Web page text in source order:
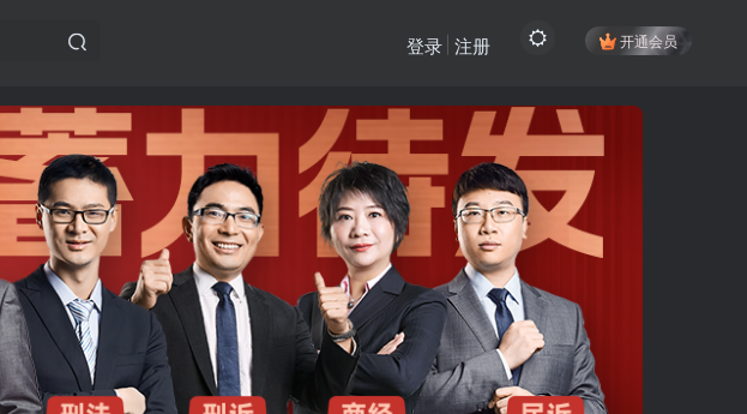
开通会员
登录 注册